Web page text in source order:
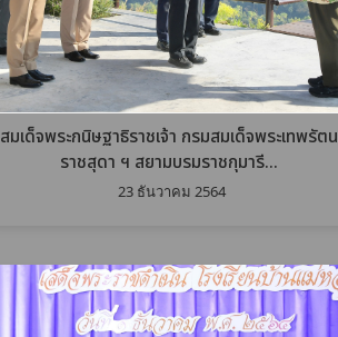
สมเด็จพระกนิษฐาธิราชเจ้า กรมสมเด็จพระเทพรัตน
ราชสุดา ฯ สยามบรมราชกุมารี...
23 ธันวาคม 2564